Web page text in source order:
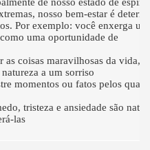
nosso bem-estar é
Por exemplo: você enxerga um
uma oportunidade de
as coisas maravilhosas da vida,
a um sorriso
momentos ou fatos pelos quais
tristeza e ansiedade são
las